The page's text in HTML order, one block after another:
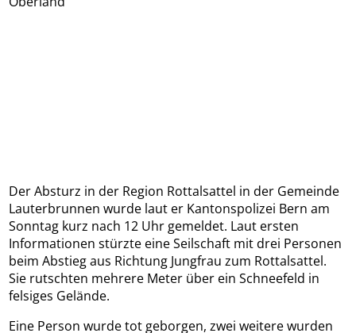
Der Absturz in der Region Rottalsattel in der Gemeinde
Lauterbrunnen wurde laut er Kantonspolizei Bern am
Sonntag kurz nach 12 Uhr gemeldet. Laut ersten
Informationen stürzte eine Seilschaft mit drei Personen
beim Abstieg aus Richtung Jungfrau zum Rottalsattel.
Sie rutschten mehrere Meter über ein Schneefeld in
felsiges Gelände.
Eine Person wurde tot geborgen, zwei weitere wurden